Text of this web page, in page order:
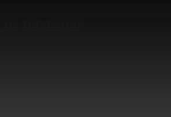
питбайке